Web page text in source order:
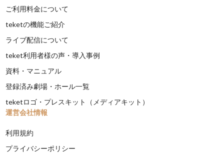
ご利用料金について
teketの機能ご紹介
ライブ配信について
teket利用者様の声・導入事例
資料・マニュアル
登録済み劇場・ホール一覧
teketロゴ・プレスキット（メディアキット）
運営会社情報
利用規約
プライバシーポリシー